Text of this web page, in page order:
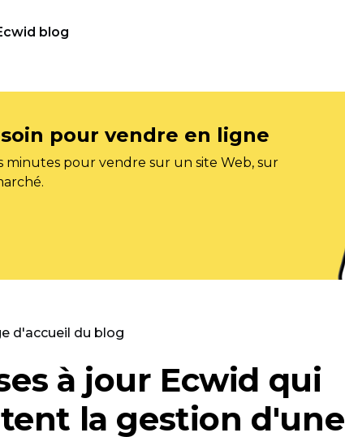
blog
pour vendre en ligne
pour vendre sur un site Web, sur
d'accueil du blog
à jour Ecwid qui
la gestion d'une